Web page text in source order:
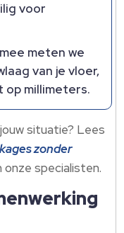
voor
meten we
van je vloer,
millimeters.​
situatie? Lees
zonder
specialisten.​